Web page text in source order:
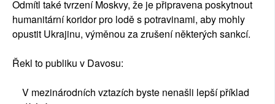
Odmítl také tvrzení Moskvy, že je připravena poskytnout
humanitární koridor pro lodě s potravinami, aby mohly
opustit Ukrajinu, výměnou za zrušení některých sankcí.
Řekl to publiku v Davosu:
V mezinárodních vztazích byste nenašli lepší příklad